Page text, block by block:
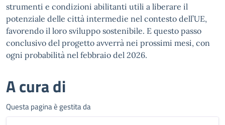
strumenti e condizioni abilitanti utili a liberare il
potenziale delle città intermedie nel contesto dell’UE,
favorendo il loro sviluppo sostenibile. E questo passo
conclusivo del progetto avverrà nei prossimi mesi, con
ogni probabilità nel febbraio del 2026.
A cura di
Questa pagina è gestita da